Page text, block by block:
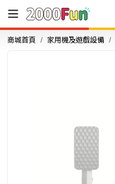
商城首頁 家用機及遊戲設備